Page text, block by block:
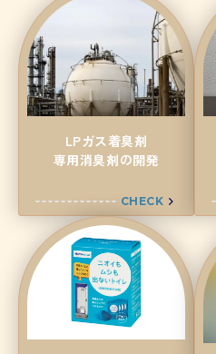
LPガス着臭剤
専用消臭剤の開発
CHECK